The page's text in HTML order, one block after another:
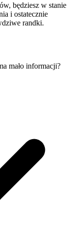
będziesz w stanie
i ostatecznie
randki.
mało informacji?